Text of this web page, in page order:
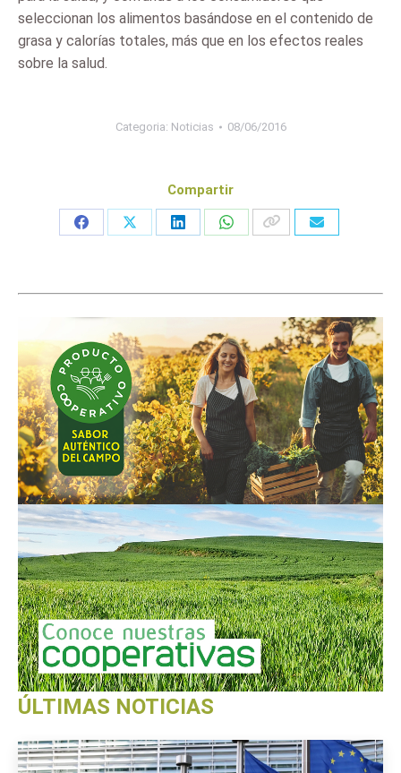
seleccionan los alimentos basándose en el contenido de
grasa y calorías totales, más que en los efectos reales
sobre la salud.
Categoria: Noticias 08/06/2016
Compartir
Share
Share
Share
Share
ÚLTIMAS NOTICIAS